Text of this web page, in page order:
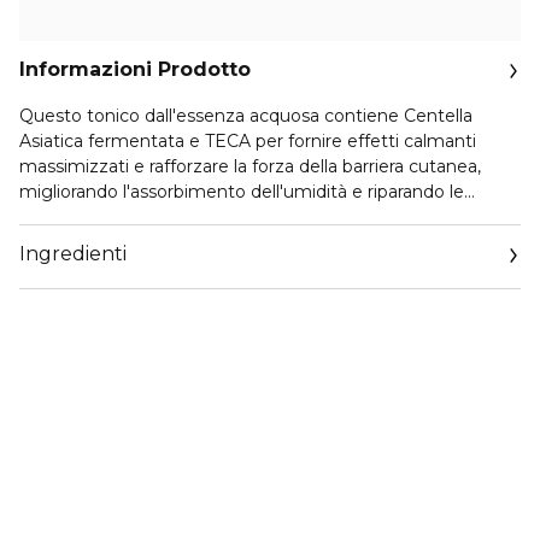
Informazioni Prodotto
Questo tonico dall'essenza acquosa contiene Centella
Asiatica fermentata e TECA per fornire effetti calmanti
massimizzati e rafforzare la forza della barriera cutanea,
migliorando l'assorbimento dell'umidità e riparando le
Ingredienti